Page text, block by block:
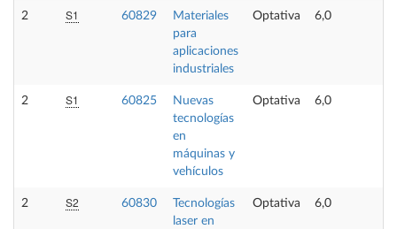
2 S1 60829
Materiales
para
aplicaciones
industriales
Optativa 6,0
2 S1 60825
Nuevas
tecnologías
en
máquinas y
vehículos
Optativa 6,0
2 S2 60830
Tecnologías
laser en
Optativa 6,0